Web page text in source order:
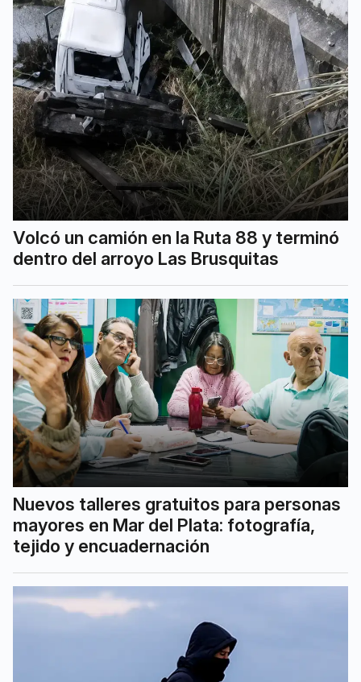
Volcó un camión en la Ruta 88 y terminó
dentro del arroyo Las Brusquitas
Nuevos talleres gratuitos para personas
mayores en Mar del Plata: fotografía,
tejido y encuadernación